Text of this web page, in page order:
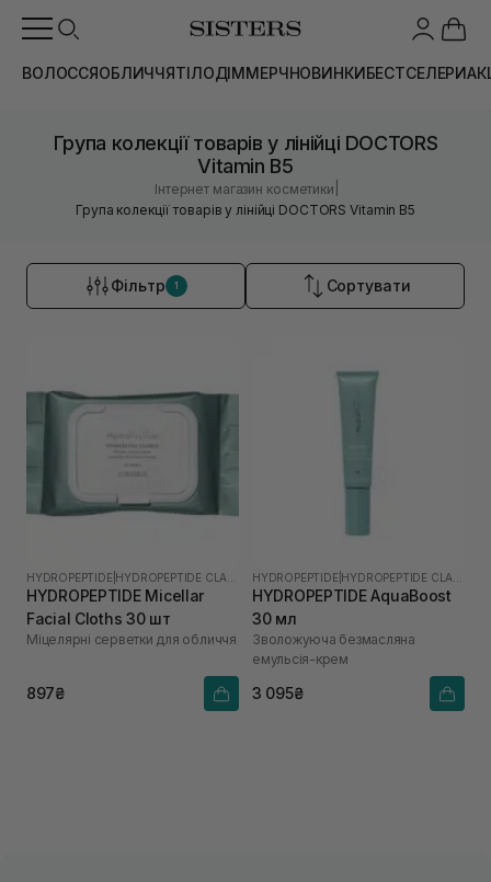
ВОЛОССЯОБЛИЧЧЯТІЛОДІММЕРЧНОВИНКИБЕСТСЕЛЕРИ
Група колекції товарів у лінійці DOCTORS
Vitamin B5
Інтернет магазин косметики
Група колекції товарів у лінійці DOCTORS Vitamin B5
Фільтр 1 Сортувати
HYDROPEPTIDE
HYDROPEPTIDE Micellar
Facial Cloths 30 шт
Міцелярні серветки для обличчя
897₴
HYDROPEPTIDE
HYDROPEPTIDE AquaBoost
30 мл
Зволожуюча безмасляна
емульсія-крем
3 095₴